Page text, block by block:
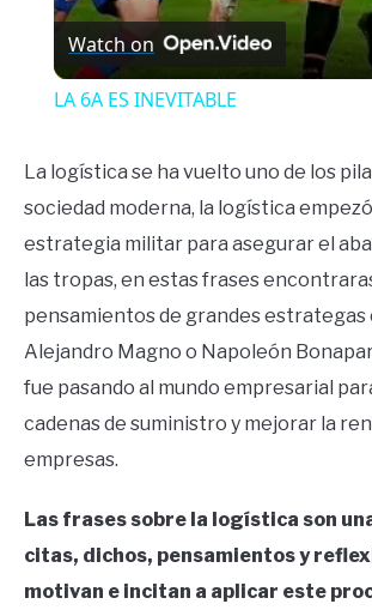
Watch on
LA 6A ES INEVITABLE
La logística se ha vuelto uno de los
sociedad moderna, la logística
estrategia militar para asegurar el
las tropas, en estas frases
pensamientos de grandes estrategas
Alejandro Magno o Napoleón
fue pasando al mundo empresarial
cadenas de suministro y mejorar la
empresas.
Las frases sobre la logística son
citas, dichos, pensamientos y
motivan e incitan a aplicar este